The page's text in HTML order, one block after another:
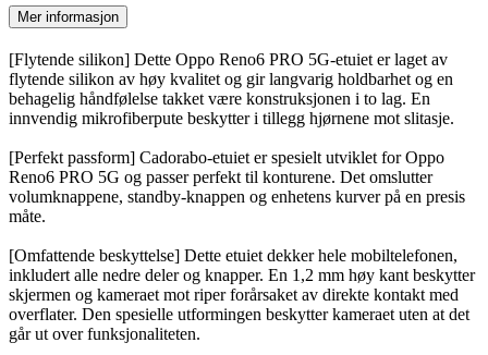
Mer informasjon
[Flytende silikon] Dette Oppo Reno6 PRO 5G-etuiet er laget av
flytende silikon av høy kvalitet og gir langvarig holdbarhet og en
behagelig håndfølelse takket være konstruksjonen i to lag. En
innvendig mikrofiberpute beskytter i tillegg hjørnene mot slitasje.
[Perfekt passform] Cadorabo-etuiet er spesielt utviklet for Oppo
Reno6 PRO 5G og passer perfekt til konturene. Det omslutter
volumknappene, standby-knappen og enhetens kurver på en presis
måte.
[Omfattende beskyttelse] Dette etuiet dekker hele mobiltelefonen,
inkludert alle nedre deler og knapper. En 1,2 mm høy kant beskytter
skjermen og kameraet mot riper forårsaket av direkte kontakt med
overflater. Den spesielle utformingen beskytter kameraet uten at det
går ut over funksjonaliteten.